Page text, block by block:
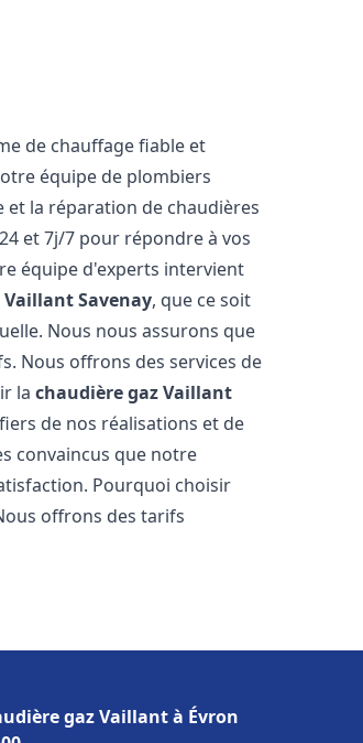
de chauffage fiable et
équipe de plombiers
et la réparation de chaudières
et 7j/7 pour répondre à vos
équipe d'experts intervient
VaillantSavenay, que ce soit
Nous nous assurons que
Nous offrons des services de
lachaudière gaz Vaillant
de nos réalisations et de
convaincus que notre
Pourquoi choisir
offrons des tarifs
gaz Vaillant à Évron